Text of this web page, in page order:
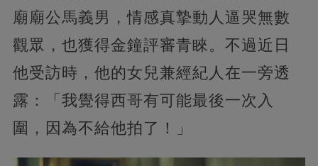
廟廟公馬義男，情感真摯動人逼哭無數
觀眾，也獲得金鐘評審青睞。不過近日
他受訪時，他的女兒兼經紀人在一旁透
露：「我覺得西哥有可能最後一次入
圍，因為不給他拍了！」